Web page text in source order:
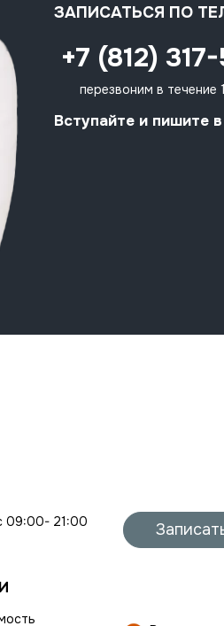
ЗАПИСАТЬСЯ ПО
+7 (812)
перезвоним в течение
Вступайте и пишите
09:00- 21:00